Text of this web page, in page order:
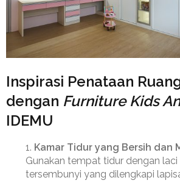
Inspirasi Penataan
dengan Furniture Kids
IDEMU
Kamar Tidur yang Bersih dan
Gunakan tempat tidur dengan
tersembunyi yang dilengkapi